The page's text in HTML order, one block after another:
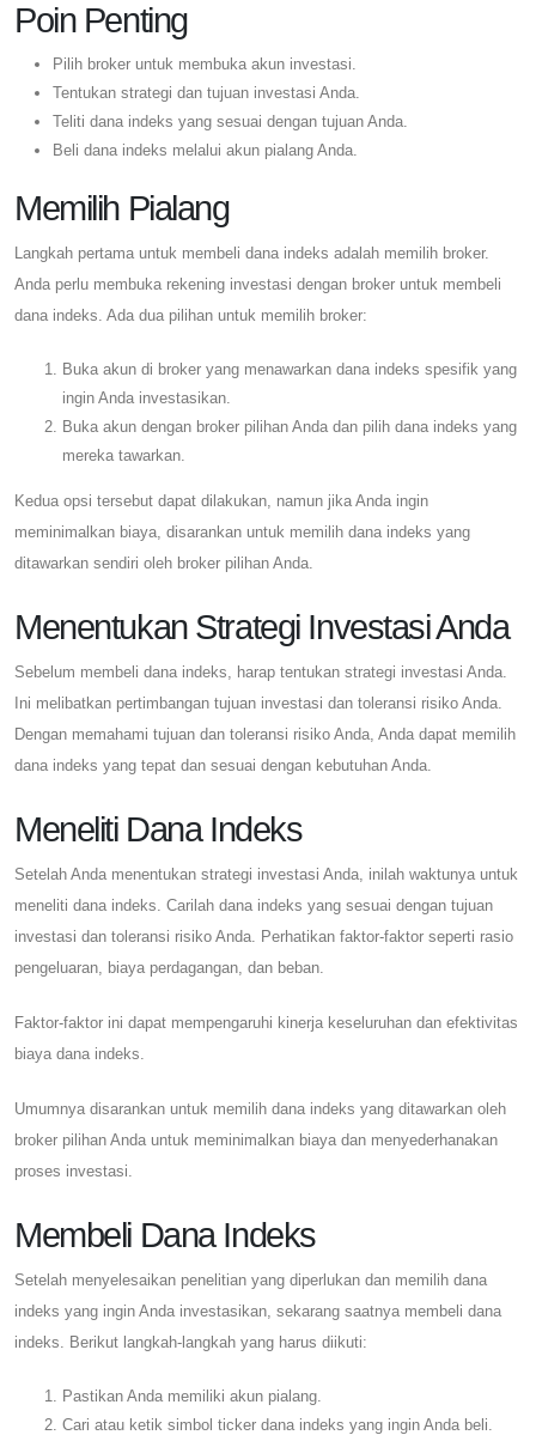
Poin Penting
Pilih broker untuk membuka akun investasi.
Tentukan strategi dan tujuan investasi Anda.
Teliti dana indeks yang sesuai dengan tujuan Anda.
Beli dana indeks melalui akun pialang Anda.
Memilih Pialang
Langkah pertama untuk membeli dana indeks adalah memilih broker.
Anda perlu membuka rekening investasi dengan broker untuk membeli
dana indeks. Ada dua pilihan untuk memilih broker:
Buka akun di broker yang menawarkan dana indeks spesifik yang
ingin Anda investasikan.
Buka akun dengan broker pilihan Anda dan pilih dana indeks yang
mereka tawarkan.
Kedua opsi tersebut dapat dilakukan, namun jika Anda ingin
meminimalkan biaya, disarankan untuk memilih dana indeks yang
ditawarkan sendiri oleh broker pilihan Anda.
Menentukan Strategi Investasi Anda
Sebelum membeli dana indeks, harap tentukan strategi investasi Anda.
Ini melibatkan pertimbangan tujuan investasi dan toleransi risiko Anda.
Dengan memahami tujuan dan toleransi risiko Anda, Anda dapat memilih
dana indeks yang tepat dan sesuai dengan kebutuhan Anda.
Meneliti Dana Indeks
Setelah Anda menentukan strategi investasi Anda, inilah waktunya untuk
meneliti dana indeks. Carilah dana indeks yang sesuai dengan tujuan
investasi dan toleransi risiko Anda. Perhatikan faktor-faktor seperti rasio
pengeluaran, biaya perdagangan, dan beban.
Faktor-faktor ini dapat mempengaruhi kinerja keseluruhan dan efektivitas
biaya dana indeks.
Umumnya disarankan untuk memilih dana indeks yang ditawarkan oleh
broker pilihan Anda untuk meminimalkan biaya dan menyederhanakan
proses investasi.
Membeli Dana Indeks
Setelah menyelesaikan penelitian yang diperlukan dan memilih dana
indeks yang ingin Anda investasikan, sekarang saatnya membeli dana
indeks. Berikut langkah-langkah yang harus diikuti:
Pastikan Anda memiliki akun pialang.
Cari atau ketik simbol ticker dana indeks yang ingin Anda beli.